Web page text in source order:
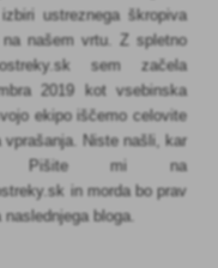
ustreznega škropiva
našem vrtu. Z spletno
sem začela
2019 kot vsebinska
ekipo iščemo celovite
vprašanja. Niste našli, kar
Pišite mi na
in morda bo prav
bloga.